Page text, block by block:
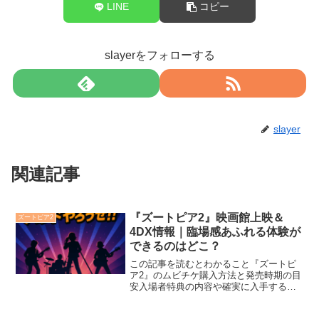
LINE コピー
slayerをフォローする
slayer
関連記事
ズートピア2
『ズートピア2』映画館上映＆
4DX情報｜臨場感あふれる体験が
できるのはどこ？
この記事を読むとわかること『ズートピ
ア2』のムビチケ購入方法と発売時期の目
安入場者特典の内容や確実に入手するた